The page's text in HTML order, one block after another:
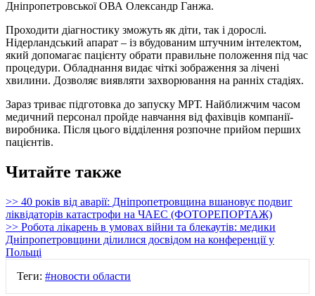
Дніпропетровської ОВА Олександр Ганжа.
Проходити діагностику зможуть як діти, так і дорослі.
Нідерландський апарат – із вбудованим штучним інтелектом,
який допомагає пацієнту обрати правильне положення під час
процедури. Обладнання видає чіткі зображення за лічені
хвилини. Дозволяє виявляти захворювання на ранніх стадіях.
Зараз триває підготовка до запуску МРТ. Найближчим часом
медичний персонал пройде навчання від фахівців компанії-
виробника. Після цього відділення розпочне прийом перших
пацієнтів.
Читайте также
>> 40 років від аварії: Дніпропетровщина вшановує подвиг
ліквідаторів катастрофи на ЧАЕС (ФОТОРЕПОРТАЖ)
>> Робота лікарень в умовах війни та блекаутів: медики
Дніпропетровщини ділилися досвідом на конференції у
Польщі
Теги: #новости области